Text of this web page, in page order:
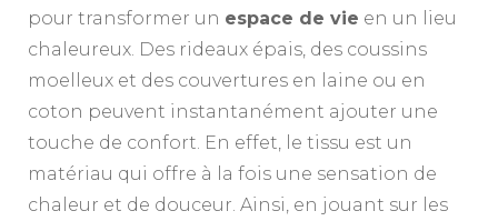
pour transformer un espace de vie en un lieu
chaleureux. Des rideaux épais, des coussins
moelleux et des couvertures en laine ou en
coton peuvent instantanément ajouter une
touche de confort. En effet, le tissu est un
matériau qui offre à la fois une sensation de
chaleur et de douceur. Ainsi, en jouant sur les